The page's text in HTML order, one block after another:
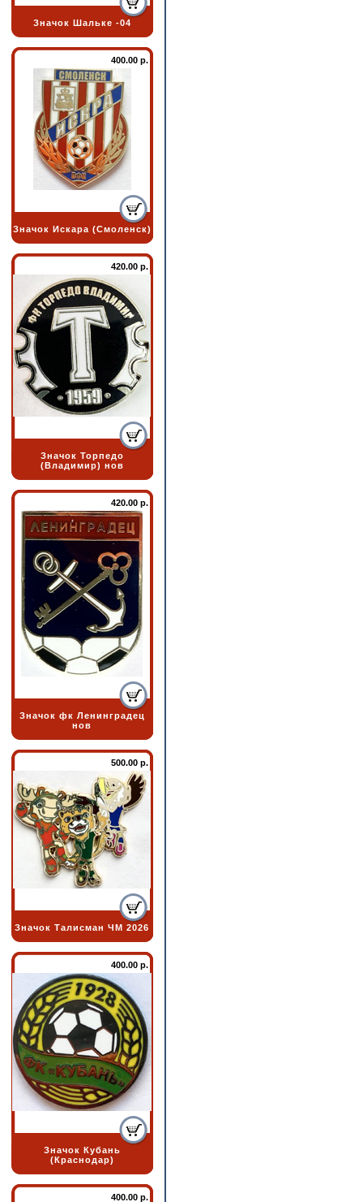
Значок Шальке -04
400.00 р.
Значок Искара (Смоленск)
420.00 р.
Значок Торпедо
(Владимир) нов
420.00 р.
Значок фк Ленинградец
нов
500.00 р.
Значок Талисман ЧМ 2026
400.00 р.
Значок Кубань
(Краснодар)
400.00 р.